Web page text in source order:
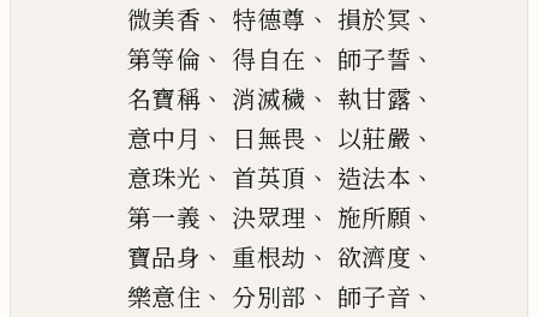
微美香 、 特德尊 、 損於冥 、
第等倫 、 得自在 、 師子誓 、
名寶稱 、 消滅穢 、 執甘露 、
意中月 、 日無畏 、 以莊嚴 、
意珠光 、 首英頂 、 造法本 、
第一義 、 決眾理 、 施所願 、
寶品身 、 重根劫 、 欲濟度 、
樂意住 、 分別部 、 師子音 、